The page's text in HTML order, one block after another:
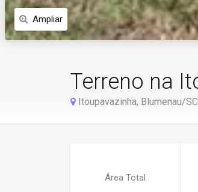
Ampliar
Terreno na
Itoupavazinha, Blumenau/SC
Área Total